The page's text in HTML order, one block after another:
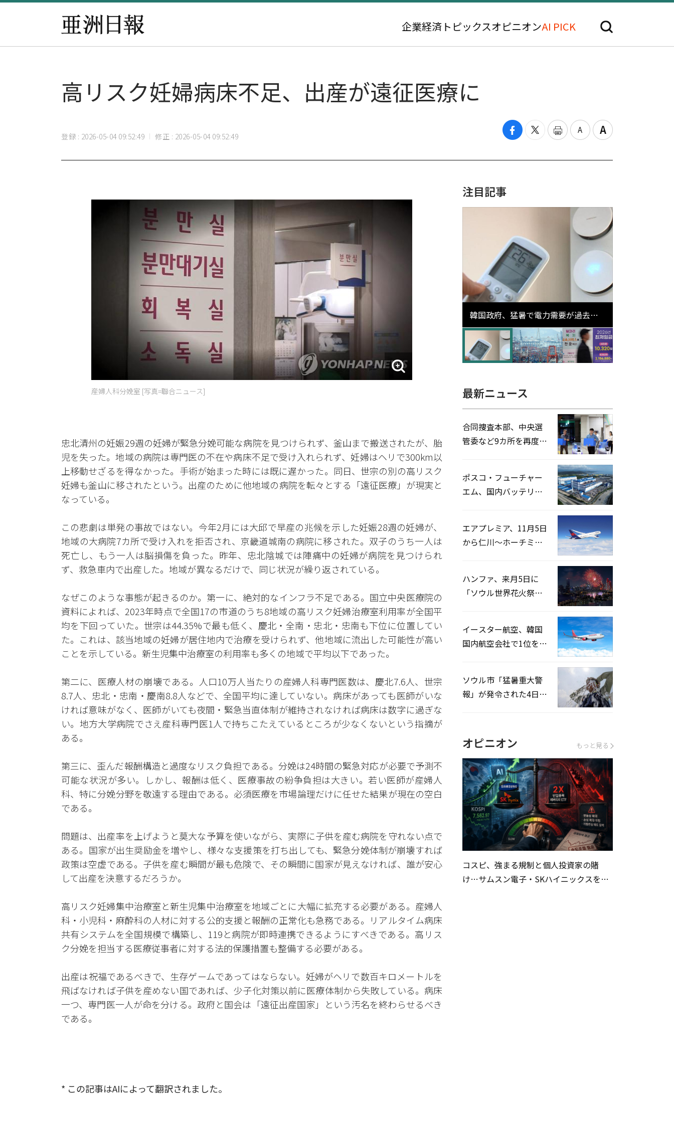
企業経済 トピックスオピニオンAI PICK
高リスク妊婦病床不足、出産が遠征医療に
登録 : 2026-05-04 09:52:49 修正 : 2026-05-04 09:52:49
産婦人科分娩室 [写真=聯合ニュース]
忠北清州の妊娠29週の妊婦が緊急分娩可能な病院を見つけられず、釜山まで搬送されたが、胎
児を失った。地域の病院は専門医の不在や病床不足で受け入れられず、妊婦はヘリで300km以
上移動せざるを得なかった。手術が始まった時には既に遅かった。同日、世宗の別の高リスク
妊婦も釜山に移されたという。出産のために他地域の病院を転々とする「遠征医療」が現実と
なっている。
この悲劇は単発の事故ではない。今年2月には大邱で早産の兆候を示した妊娠28週の妊婦が、
地域の大病院7カ所で受け入れを拒否され、京畿道城南の病院に移された。双子のうち一人は
死亡し、もう一人は脳損傷を負った。昨年、忠北陰城では陣痛中の妊婦が病院を見つけられ
ず、救急車内で出産した。地域が異なるだけで、同じ状況が繰り返されている。
なぜこのような事態が起きるのか。第一に、絶対的なインフラ不足である。国立中央医療院の
資料によれば、2023年時点で全国17の市道のうち8地域の高リスク妊婦治療室利用率が全国平
均を下回っていた。世宗は44.35%で最も低く、慶北・全南・忠北・忠南も下位に位置してい
た。これは、該当地域の妊婦が居住地内で治療を受けられず、他地域に流出した可能性が高い
ことを示している。新生児集中治療室の利用率も多くの地域で平均以下であった。
第二に、医療人材の崩壊である。人口10万人当たりの産婦人科専門医数は、慶北7.6人、世宗
8.7人、忠北・忠南・慶南8.8人などで、全国平均に達していない。病床があっても医師がいな
ければ意味がなく、医師がいても夜間・緊急当直体制が維持されなければ病床は数字に過ぎな
い。地方大学病院でさえ産科専門医1人で持ちこたえているところが少なくないという指摘が
ある。
第三に、歪んだ報酬構造と過度なリスク負担である。分娩は24時間の緊急対応が必要で予測不
可能な状況が多い。しかし、報酬は低く、医療事故の紛争負担は大きい。若い医師が産婦人
科、特に分娩分野を敬遠する理由である。必須医療を市場論理だけに任せた結果が現在の空白
である。
問題は、出産率を上げようと莫大な予算を使いながら、実際に子供を産む病院を守れない点で
ある。国家が出生奨励金を増やし、様々な支援策を打ち出しても、緊急分娩体制が崩壊すれば
政策は空虚である。子供を産む瞬間が最も危険で、その瞬間に国家が見えなければ、誰が安心
して出産を決意するだろうか。
高リスク妊婦集中治療室と新生児集中治療室を地域ごとに大幅に拡充する必要がある。産婦人
科・小児科・麻酔科の人材に対する公的支援と報酬の正常化も急務である。リアルタイム病床
共有システムを全国規模で構築し、119と病院が即時連携できるようにすべきである。高リス
ク分娩を担当する医療従事者に対する法的保護措置も整備する必要がある。
出産は祝福であるべきで、生存ゲームであってはならない。妊婦がヘリで数百キロメートルを
飛ばなければ子供を産めない国であれば、少子化対策以前に医療体制から失敗している。病床
一つ、専門医一人が命を分ける。政府と国会は「遠征出産国家」という汚名を終わらせるべき
である。
* この記事はAIによって翻訳されました。
注目記事
韓国政府、猛暑で電力需要が過去最
高更新の可能性に需給対応体制を点
検
最新ニュース
合同捜査本部、中央選
管委など9カ所を再度家
ポスコ・フューチャー
エム、国内バッテリー
エアプレミア、11月5日
から仁川〜ホーチミン
ハンファ、来月5日に
「ソウル世界花火祭り
イースター航空、韓国
国内航空会社で1位を記
ソウル市「猛暑重大警
報」が発令された4日、
オピニオン もっと見る
コスピ、強まる規制と個人投資家の賭
け…サムスン電子・SKハイニックスを巡